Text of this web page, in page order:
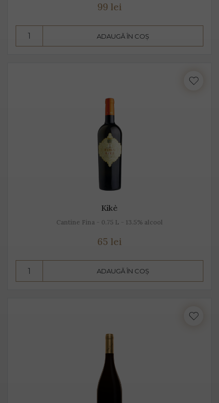
99 lei
ADAUGĂ ÎN COȘ
Kikè
Cantine Fina - 0.75 L - 13.5% alcool
65 lei
ADAUGĂ ÎN COȘ